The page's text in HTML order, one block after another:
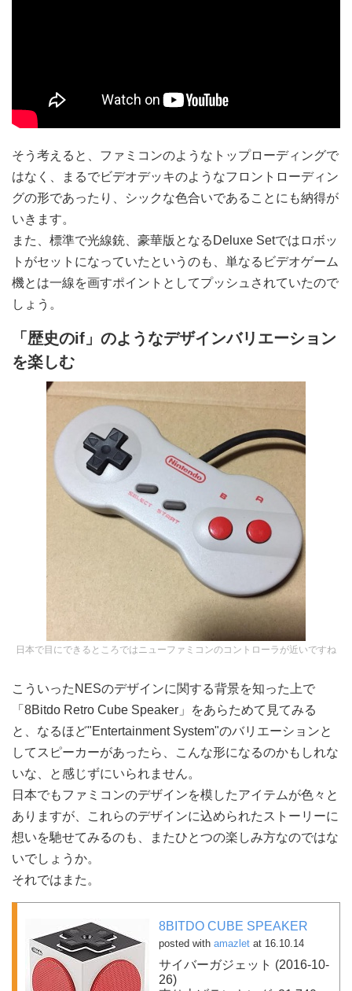
そう考えると、ファミコンのようなトップローディングで
はなく、まるでビデオデッキのようなフロントローディン
グの形であったり、シックな色合いであることにも納得が
いきます。
また、標準で光線銃、豪華版となるDeluxe Setではロボッ
トがセットになっていたというのも、単なるビデオゲーム
機とは一線を画すポイントとしてプッシュされていたので
しょう。
「歴史のif」のようなデザインバリエーション
を楽しむ
日本で目にできるところではニューファミコンのコントローラが近いですね
こういったNESのデザインに関する背景を知った上で
「8Bitdo Retro Cube Speaker」をあらためて見てみる
と、なるほど"Entertainment System"のバリエーションと
してスピーカーがあったら、こんな形になるのかもしれな
いな、と感じずにいられません。
日本でもファミコンのデザインを模したアイテムが色々と
ありますが、これらのデザインに込められたストーリーに
想いを馳せてみるのも、またひとつの楽しみ方なのではな
いでしょうか。
それではまた。
8BITDO CUBE SPEAKER
posted with amazlet at 16.10.14
サイバーガジェット (2016-10-
26)